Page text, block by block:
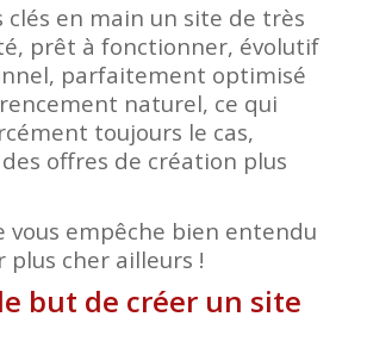
clés en main un site de très
prêt à fonctionner, évolutif
parfaitement optimisé
naturel, ce qui
toujours le cas,
offres de création plus
vous empêche bien entendu
plus cher ailleurs !
but de créer un site